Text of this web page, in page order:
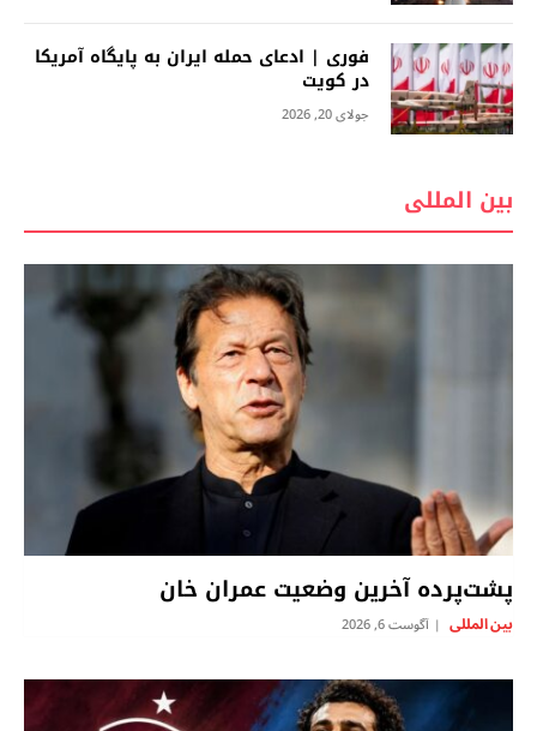
فوری | ادعای حمله ایران به پایگاه آمریکا
در کویت
جولای 20, 2026
بين المللى
پشت‌پرده آخرین وضعیت عمران خان
بين المللى آگوست 6, 2026